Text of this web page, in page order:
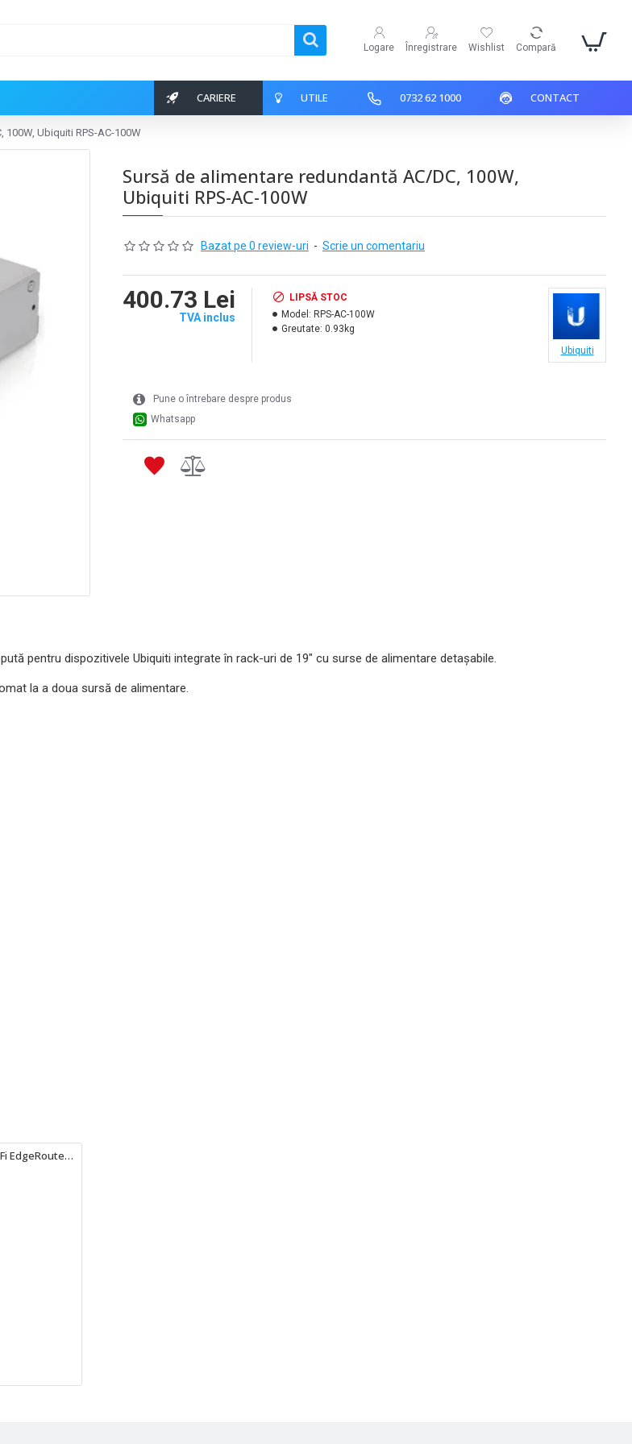
Logare Înregistrare Wishlist Compară
CARIERE UTILE 0732 62 1000 CONTACT
Ubiquiti RPS-AC-100W
Sursă de alimentare redundantă AC/DC, 100W,
Ubiquiti RPS-AC-100W
Bazat pe 0 review-uri - Scrie un comentariu
400.73 Lei
TVA inclus
LIPSĂ STOC
Model: RPS-AC-100W
Greutate: 0.93kg
Ubiquiti
Pune o întrebare despre produs
Whatsapp
pentru dispozitivele Ubiquiti integrate în rack-uri de 19" cu surse de alimentare detașabile.
la a doua sursă de alimentare.
Router Ubiquiti UniFi EdgeRouter Infinity cu 8 porturi 10 Gigabit SFP+ si 1 port Gigabit RJ45, ER-8-XG